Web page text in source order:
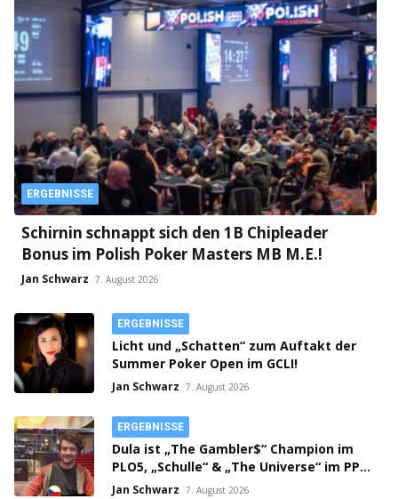
ERGEBNISSE
Schirnin schnappt sich den 1B Chipleader
Bonus im Polish Poker Masters MB M.E.!
Jan Schwarz 7. August 2026
ERGEBNISSE
Licht und „Schatten“ zum Auftakt der
Summer Poker Open im GCLI!
Jan Schwarz 7. August 2026
ERGEBNISSE
Dula ist „The Gambler$“ Champion im
PLO5, „Schulle“ & „The Universe“ im PPM
SHR Finale!
Jan Schwarz 7. August 2026